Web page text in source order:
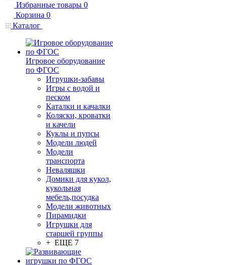
Избранные товары 0
Корзина 0
Каталог
Игровое оборудование
по ФГОС
Игрушки-забавы
Игры с водой и
песком
Каталки и качалки
Коляски, кроватки
и качели
Куклы и пупсы
Модели людей
Модели
транспорта
Неваляшки
Домики для кукол,
кукольная
мебель,посудка
Модели животных
Пирамидки
Игрушки для
старшей группы
+ ЕЩЕ 7